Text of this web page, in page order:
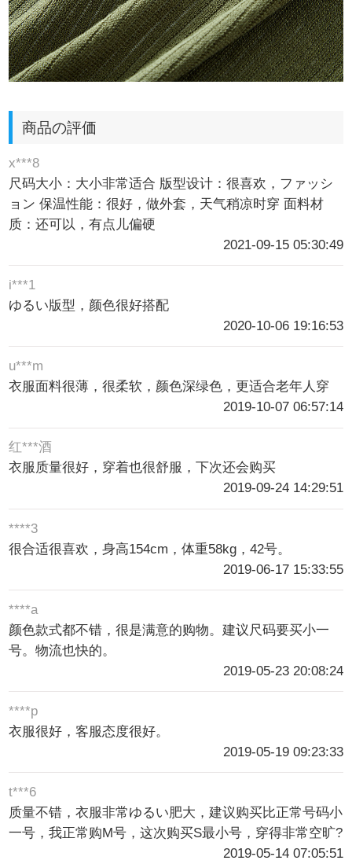
商品の評価
x***8
尺码大小：大小非常适合 版型设计：很喜欢，ファッシ
ョン 保温性能：很好，做外套，天气稍凉时穿 面料材
质：还可以，有点儿偏硬
2021-09-15 05:30:49
i***1
ゆるい版型，颜色很好搭配
2020-10-06 19:16:53
u***m
衣服面料很薄，很柔软，颜色深绿色，更适合老年人穿
2019-10-07 06:57:14
红***酒
衣服质量很好，穿着也很舒服，下次还会购买
2019-09-24 14:29:51
****3
很合适很喜欢，身高154cm，体重58kg，42号。
2019-06-17 15:33:55
****a
颜色款式都不错，很是满意的购物。建议尺码要买小一
号。物流也快的。
2019-05-23 20:08:24
****p
衣服很好，客服态度很好。
2019-05-19 09:23:33
t***6
质量不错，衣服非常ゆるい肥大，建议购买比正常号码小
一号，我正常购M号，这次购买S最小号，穿得非常空旷?
2019-05-14 07:05:51